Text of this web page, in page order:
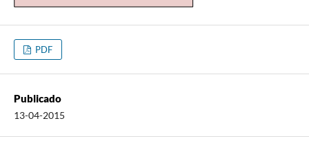
PDF
Publicado
13-04-2015